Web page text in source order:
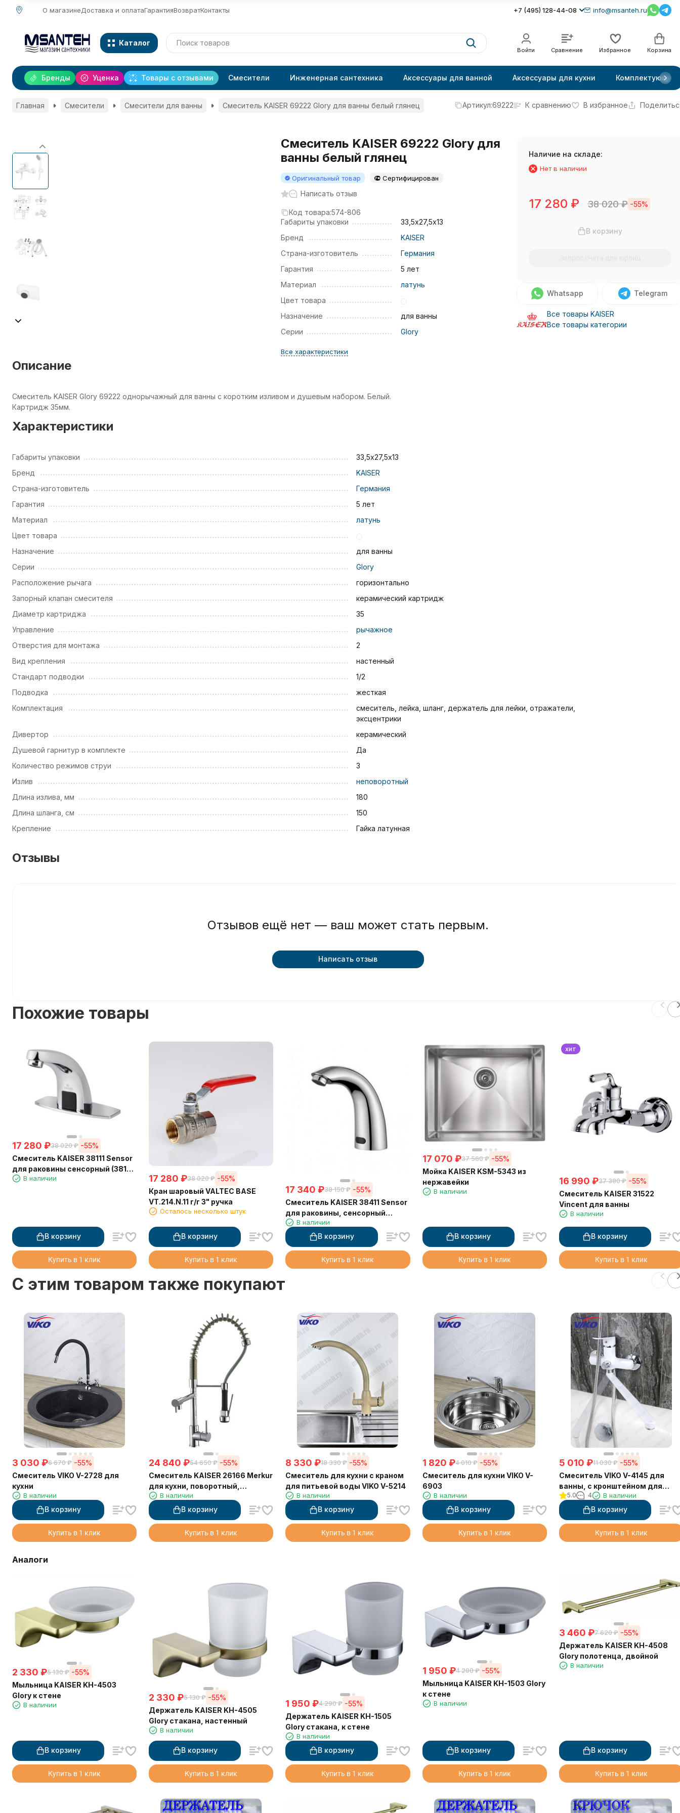
О магазинеДоставка и оплатаГарантияВозвратКонтакты +7 (495) 128-44-08 info@msanteh.ru
Каталог
Войти Сравнение Избранное Корзина
Уценка Товары с отзывами
Бренды Смесители Инженерная сантехника Аксессуары для ванной Аксессуары для кухни Комплектующие
Главная Смесители Смесители для ванны Смеситель KAISER 69222 Glory для ванны белый глянец Артикул:69222 К сравнению В избранное
Смеситель KAISER 69222 Glory для
ванны белый глянец
Оригинальный товар Сертифицирован
Написать отзыв
Код товара:574-806
Габариты упаковки
33,5х27,5х13
Бренд
KAISER
Страна-изготовитель
Германия
Гарантия
5 лет
Материал
латунь
Цвет товара
Назначение
для ванны
Серии
Glory
Все характеристики
Наличие на складе:
Нет в наличии
17 280 ₽ 38 020₽ -55%
В корзину
Whatsapp Telegram
Все товары KAISER
Все товары категории
Описание
Смеситель KAISER Glory 69222 однорычажный для ванны с коротким изливом и душевым набором. Белый.
Картридж 35мм.
Характеристики
Габариты упаковки
33,5х27,5х13
Бренд
KAISER
Страна-изготовитель
Германия
Гарантия
5 лет
Материал
латунь
Цвет товара
Назначение
для ванны
Серии
Glory
Расположение рычага
горизонтально
Запорный клапан смесителя
керамический картридж
Диаметр картриджа
35
Управление
рычажное
Отверстия для монтажа
2
Вид крепления
настенный
Стандарт подводки
1/2
Подводка
жесткая
Комплектация
смеситель, лейка, шланг, держатель для лейки, отражатели,
эксцентрики
Дивертор
керамический
Душевой гарнитур в комплекте
Да
Количество режимов струи
3
Излив
неповоротный
Длина излива, мм
180
Длина шланга, см
150
Крепление
Гайка латунная
Отзывы
Отзывов ещё нет — ваш может стать первым.
Написать отзыв
Похожие товары
17 280 ₽38 020 ₽ -55%
Смеситель KAISER 38111 Sensor
для раковины сенсорный (3810,
3820)В наличии
В корзину
Купить в 1 клик
17 280 ₽38 020 ₽ -55%
Кран шаровый VALTEC BASЕ
VT.214.N.11 г/г 3" ручка
Осталось несколько штук
В корзину
Купить в 1 клик
17 340 ₽38 150 ₽ -55%
Смеситель KAISER 38411 Sensor
для раковины, сенсорный
(3820)В наличии
В корзину
Купить в 1 клик
17 070 ₽37 560 ₽ -55%
Мойка KAISER KSM-5343 из
нержавейки
В наличии
В корзину
Купить в 1 клик
хит
16 990 ₽37 380 ₽ -55%
Смеситель KAISER 31522
Vincent для ванны
В наличии
В корзину
Купить в 1 клик
C этим товаром также покупают
3 030 ₽6 670 ₽ -55%
Смеситель VIKO V-2728 для
кухни
В наличии
В корзину
Купить в 1 клик
24 840 ₽54 650 ₽ -55%
Смеситель KAISER 26166 Merkur
для кухни, поворотный,
выдвижной (шланг 0013)
В наличии
В корзину
Купить в 1 клик
8 330 ₽18 330 ₽ -55%
Смеситель для кухни с краном
для питьевой воды VIKO V-5214
В наличии
В корзину
Купить в 1 клик
1 820 ₽4 010 ₽ -55%
Смеситель для кухни VIKO V-
6903
В наличии
В корзину
Купить в 1 клик
5 010 ₽11 030 ₽ -55%
Смеситель VIKO V-4145 для
ванны, с кронштейном для
душевой лейки, белый/хром
5.0 4 В наличии
В корзину
Купить в 1 клик
Аналоги
2 330 ₽5 130 ₽ -55%
Мыльница KAISER KH-4503
Glory к стене
В наличии
В корзину
Купить в 1 клик
2 330 ₽5 130 ₽ -55%
Держатель KAISER KH-4505
Glory стакана, настенный
В наличии
В корзину
Купить в 1 клик
1 950 ₽4 290 ₽ -55%
Держатель KAISER KH-1505
Glory стакана, к стене
В наличии
В корзину
Купить в 1 клик
1 950 ₽4 290 ₽ -55%
Мыльница KAISER KH-1503 Glory
к стене
В наличии
В корзину
Купить в 1 клик
3 460 ₽7 620 ₽ -55%
Держатель KAISER KH-4508
Glory полотенца, двойной
В наличии
В корзину
Купить в 1 клик